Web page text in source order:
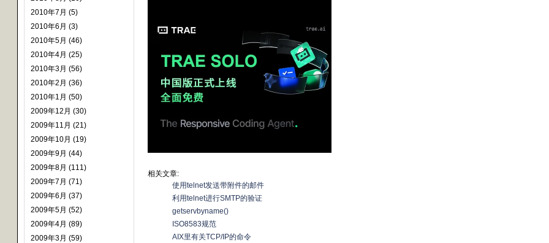
2010年7月 (5)
2010年6月 (3)
2010年5月 (46)
2010年4月 (25)
2010年3月 (56)
2010年2月 (36)
2010年1月 (50)
2009年12月 (30)
2009年11月 (21)
2009年10月 (19)
2009年9月 (44)
2009年8月 (111)
2009年7月 (71)
2009年6月 (37)
2009年5月 (52)
2009年4月 (89)
2009年3月 (59)
相关文章:
使用telnet发送带附件的邮件
利用telnet进行SMTP的验证
getservbyname()
ISO8583规范
AIX里有关TCP/IP的命令